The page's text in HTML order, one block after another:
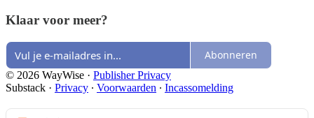
Klaar voor meer?
Abonneren
© 2026 WayWise · Publisher Privacy
Substack · Privacy ∙ Voorwaarden ∙ Incassomelding